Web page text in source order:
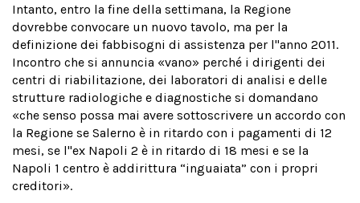
Intanto, entro la fine della settimana, la Regione
dovrebbe convocare un nuovo tavolo, ma per la
definizione dei fabbisogni di assistenza per l''anno 2011.
Incontro che si annuncia «vano» perché i dirigenti dei
centri di riabilitazione, dei laboratori di analisi e delle
strutture radiologiche e diagnostiche si domandano
«che senso possa mai avere sottoscrivere un accordo con
la Regione se Salerno è in ritardo con i pagamenti di 12
mesi, se l''ex Napoli 2 è in ritardo di 18 mesi e se la
Napoli 1 centro è addirittura “inguaiata” con i propri
creditori».